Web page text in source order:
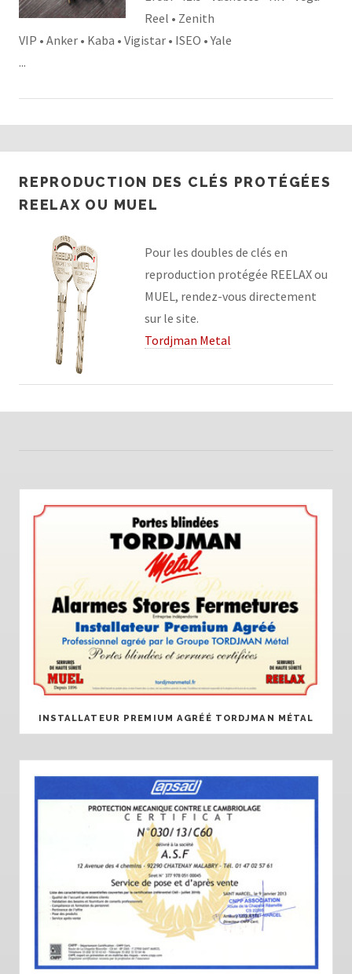
Reel • Zenith
VIP • Anker • Kaba • Vigistar • ISEO • Yale
...
REPRODUCTION DES CLÉS PROTÉGÉES
REELAX OU MUEL
Pour les doubles de clés en
reproduction protégée REELAX ou
MUEL, rendez-vous directement
sur le site.
Tordjman Metal
INSTALLATEUR PREMIUM AGRÉÉ TORDJMAN MÉTAL